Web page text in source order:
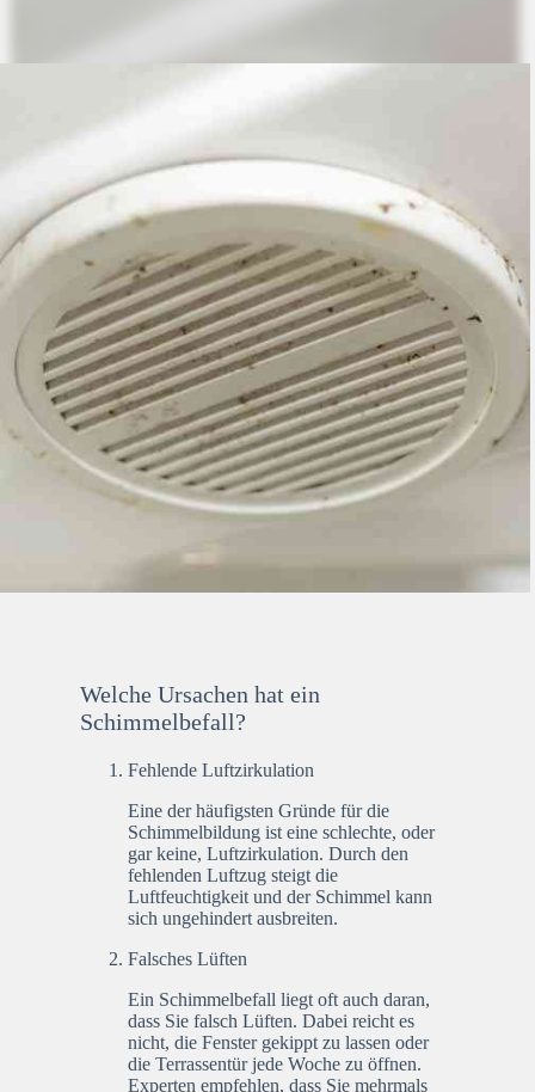
Welche Ursachen hat ein
Schimmelbefall?
Fehlende Luftzirkulation
Eine der häufigsten Gründe für die
Schimmelbildung ist eine schlechte, oder
gar keine, Luftzirkulation. Durch den
fehlenden Luftzug steigt die
Luftfeuchtigkeit und der Schimmel kann
sich ungehindert ausbreiten.
Falsches Lüften
Ein Schimmelbefall liegt oft auch daran,
dass Sie falsch Lüften. Dabei reicht es
nicht, die Fenster gekippt zu lassen oder
die Terrassentür jede Woche zu öffnen.
Experten empfehlen, dass Sie mehrmals